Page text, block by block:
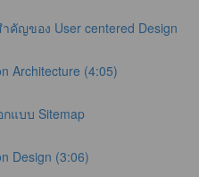
คัญของ User centered Design
Architecture (4:05)
กแบบ Sitemap
Design (3:06)